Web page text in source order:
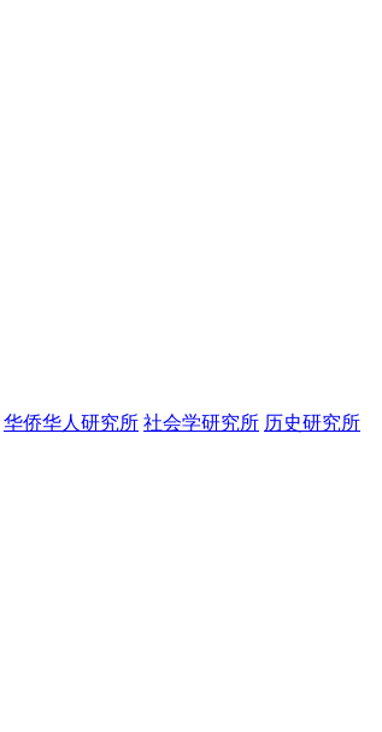
华侨华人研究所 社会学研究所 历史研究所